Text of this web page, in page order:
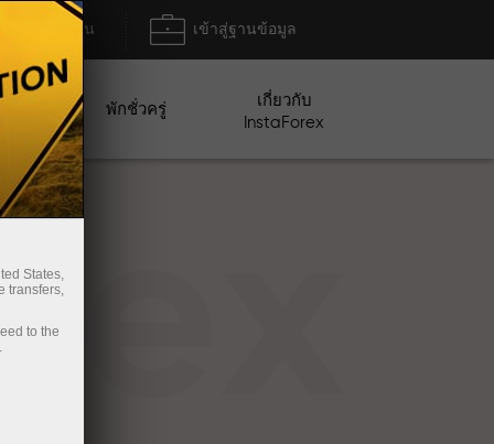
ฝาก/ถอน เข้าสู่ฐานข้อมูล
พักชั่วครู่
เกี่ยวกับ
InstaForex
States,
transfers,
to the